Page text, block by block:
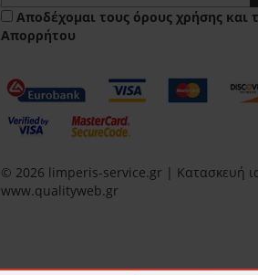
Αποδέχομαι τους όρους χρήσης και
Απορρήτου
© 2026 limperis-service.gr | Κατασκευή
www.qualityweb.gr